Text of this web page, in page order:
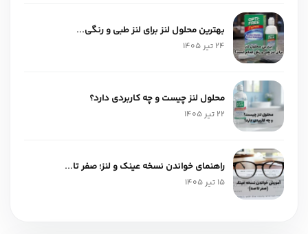
بهترین محلول لنز برای لنز طبی و رنگی...
24 تیر 1405
محلول لنز چیست و چه کاربردی دارد؟
22 تیر 1405
راهنمای خواندن نسخه عینک و لنز؛ صفر تا...
15 تیر 1405